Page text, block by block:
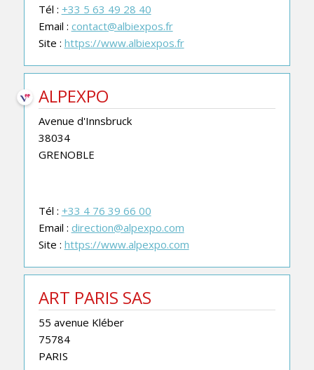
Tél : +33 5 63 49 28 40
Email : contact@albiexpos.fr
Site : https://www.albiexpos.fr
ALPEXPO
Avenue d'Innsbruck
38034
GRENOBLE
Tél : +33 4 76 39 66 00
Email : direction@alpexpo.com
Site : https://www.alpexpo.com
ART PARIS SAS
55 avenue Kléber
75784
PARIS